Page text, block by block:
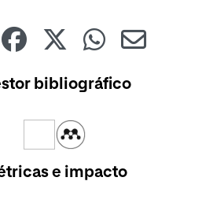
bibliográfico
e impacto